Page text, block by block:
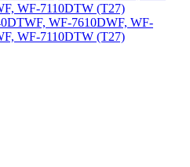
WF-7610DWF, WF-
WF-7110DTW (T27)